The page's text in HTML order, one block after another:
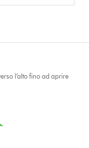
l’alto fino ad aprire